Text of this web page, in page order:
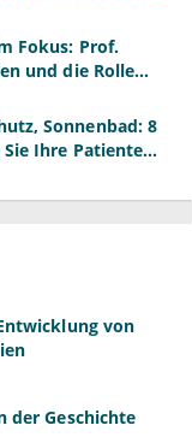
Fokus: Prof.
und die Rolle
Sonnenbad: 8
Ihre Patienten
von
der Geschichte